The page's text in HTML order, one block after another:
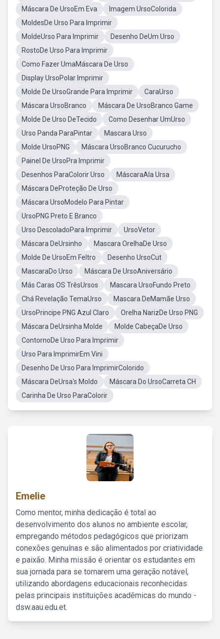
Máscara De UrsoEm Eva
Imagem UrsoColorida
MoldesDe Urso Para Imprimir
MoldeUrso Para Imprimir
Desenho DeUm Urso
RostoDe Urso Para Imprimir
Como Fazer UmaMáscara De Urso
Display UrsoPolar Imprimir
Molde De UrsoGrande Para Imprimir
CaraUrso
Máscara UrsoBranco
Máscara De UrsoBranco Game
Molde De Urso DeTecido
Como Desenhar UmUrso
Urso Panda ParaPintar
Mascara Urso
Molde UrsoPNG
Máscara UrsoBranco Cucurucho
Painel De UrsoPra Imprimir
Desenhos ParaColorir Urso
MáscaraAla Ursa
Máscara DeProteção De Urso
Máscara UrsoModelo Para Pintar
UrsoPNG Preto E Branco
Urso DescoladoPara Imprimir
UrsoVetor
Máscara DeUrsinho
Mascara OrelhaDe Urso
Molde De UrsoEm Feltro
Desenho UrsoCut
MascaraDo Urso
Máscara De UrsoAniversário
Más Caras OS TrêsUrsos
Mascara UrsoFundo Preto
Chá Revelação TemaUrso
Mascara DeMamãe Urso
UrsoPrincipe PNG Azul Claro
Orelha NarizDe Urso PNG
Máscara DeUrsinha Molde
Molde CabeçaDe Urso
ContornoDe Urso Para Imprimir
Urso Para ImprimirEm Vini
Desenho De Urso Para ImprimirColorido
Máscara DeUrsa's Moldo
Máscara Do UrsoCarreta CH
Carinha De Urso ParaColorir
Emelie
Como mentor, minha dedicação é total ao
desenvolvimento dos alunos no ambiente escolar,
empregando métodos pedagógicos que priorizam
conexões genuínas e são alimentados por criatividade
e paixão. Minha missão é orientar os estudantes em
sua jornada para se tornarem uma geração notável,
utilizando abordagens educacionais reconhecidas
pelas principais instituições acadêmicas do mundo -
dsw.aau.edu.et.